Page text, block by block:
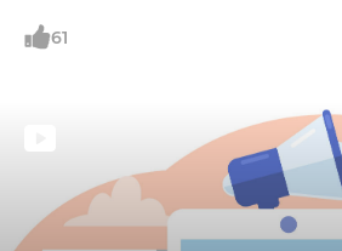
해본 적 있나요? 괜찮던가요?” 그랬더니 그
61